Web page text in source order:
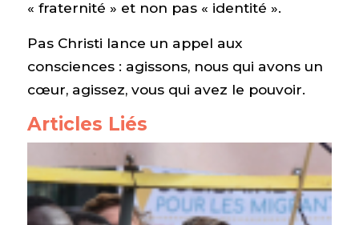
« fraternité » et non pas « identité ».
Pas Christi lance un appel aux
consciences : agissons, nous qui avons un
cœur, agissez, vous qui avez le pouvoir.
Articles Liés